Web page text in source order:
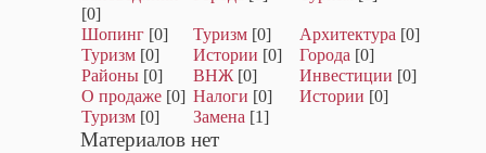
[0]
Шопинг [0] Туризм [0] Архитектура [0]
Туризм [0] Истории [0] Города [0]
Районы [0] ВНЖ [0] Инвестиции [0]
О продаже [0] Налоги [0] Истории [0]
Туризм [0] Замена [1]
Материалов нет